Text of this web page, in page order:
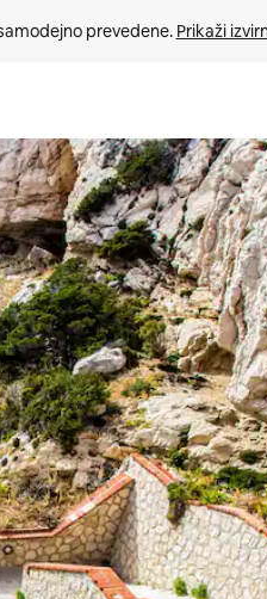
prevedene. Prikaži
ali podrsljajem.